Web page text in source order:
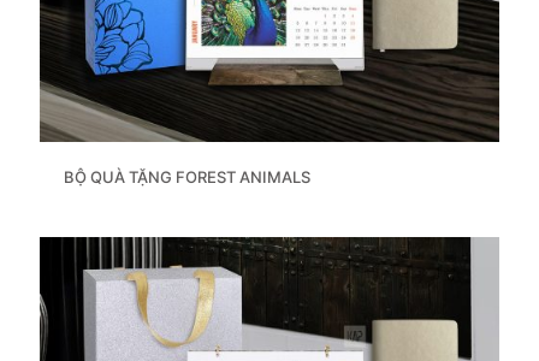
BỘ QUÀ TẶNG FOREST ANIMALS